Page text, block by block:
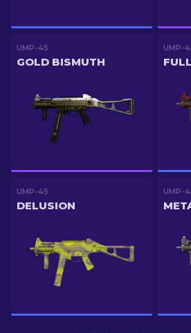
UMP-45
GOLD BISMUTH
UMP-
UMP-45
DELUSION
UMP-